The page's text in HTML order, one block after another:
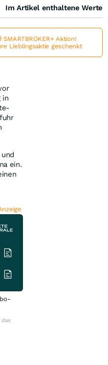
in
ein.
Im Artikel enthaltene Werte
SMARTBROKER+ Aktion!
Lieblingsaktie geschenkt